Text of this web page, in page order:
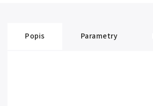
Popis Parametry